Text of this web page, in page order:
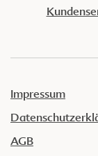
Impressum
AGB